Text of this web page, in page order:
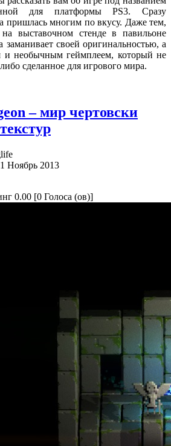
для платформы PS3. Сразу
пришлась многим по вкусу. Даже тем,
выставочном стенде в павильоне
своей оригинальностью, а
и необычным геймплеем, который не
сделанное для игрового мира.
– мир чертовски
Ноябрь 2013
0.00 [0 Голоса (ов)]